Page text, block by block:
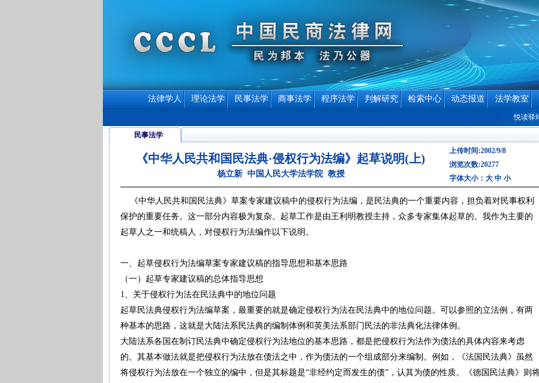
法律学人 理论法学 民事法学 商事法学 程序法学 判解研究 检索中心 动态报道 法学教室
悦读驿站专栏
民事法学
《中华人民共和国民法典·侵权行为法编》起草说明(上)
杨立新 中国人民大学法学院 教授
上传时间:2002/9/8
浏览次数:20277
字体大小： 大 中 小
《中华人民共和国民法典》草案专家建议稿中的侵权行为法编，是民法典的一个重要内容，担负着对民事权利
保护的重要任务。这一部分内容极为复杂。起草工作是由王利明教授主持，众多专家集体起草的。我作为主要的
起草人之一和统稿人，对侵权行为法编作以下说明。
一、起草侵权行为法编草案专家建议稿的指导思想和基本思路
（一）起草专家建议稿的总体指导思想
1、关于侵权行为法在民法典中的地位问题
起草民法典侵权行为法编草案，最重要的就是确定侵权行为法在民法典中的地位问题。可以参照的立法例，有两
种基本的思路，这就是大陆法系民法典的编制体例和英美法系部门民法的非法典化法律体例。
大陆法系各国在制订民法典中确定侵权行为法地位的基本思路，都是把侵权行为法作为债法的具体内容来考虑
的。其基本做法就是把侵权行为法放在债法之中，作为债法的一个组成部分来编制。例如，《法国民法典》虽然
将侵权行为法放在一个独立的编中，但是其标题是“非经约定而发生的债”，认其为债的性质。《德国民法典》则